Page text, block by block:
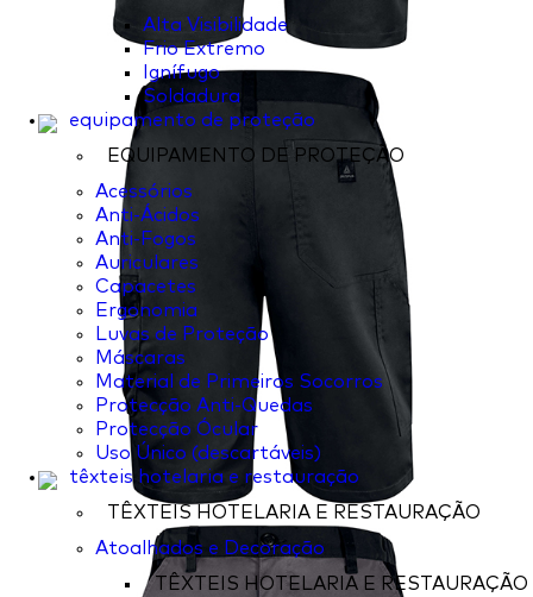
Alta Visibilidade
Frio Extremo
Ignífugo
Soldadura
equipamento de proteção
EQUIPAMENTO DE PROTEÇÃO
Acessórios
Anti-Ácidos
Anti-Fogos
Auriculares
Capacetes
Ergonomia
Luvas de Proteção
Máscaras
Material de Primeiros Socorros
Protecção Anti-Quedas
Protecção Ócular
Uso Único (descartáveis)
têxteis hotelaria e restauração
TÊXTEIS HOTELARIA E RESTAURAÇÃO
Atoalhados e Decoração
TÊXTEIS HOTELARIA E RESTAURAÇÃO